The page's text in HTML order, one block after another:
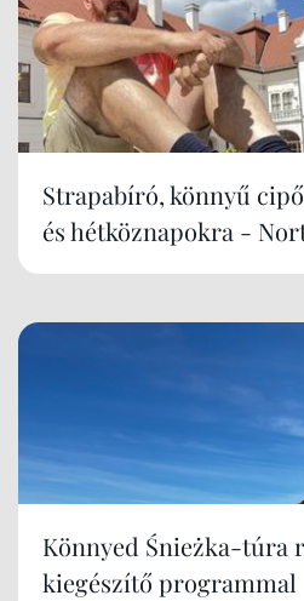
Strapabíró, könnyű
és hétköznapokra -
Könnyed Śnieżka-túra
kiegészítő programmal